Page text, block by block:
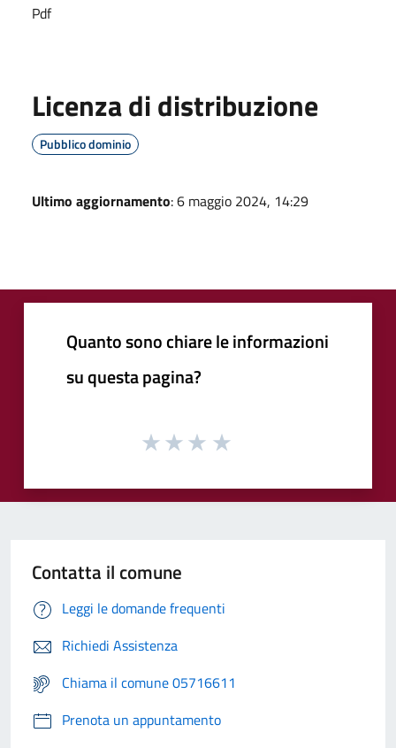
Pdf
Licenza di distribuzione
Pubblico dominio
Ultimo aggiornamento: 6 maggio 2024, 14:29
Quanto sono chiare le informazioni
su questa pagina?
Contatta il comune
Leggi le domande frequenti
Richiedi Assistenza
Chiama il comune 05716611
Prenota un appuntamento